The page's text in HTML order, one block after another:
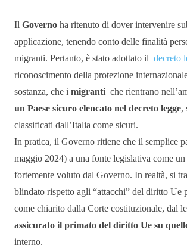
Il Governo ha ritenuto di dover intervenire
applicazione, tenendo conto delle finalità
migranti. Pertanto, è stato adottato il decreto
riconoscimento della protezione
sostanza, che i migranti che rientrano
un Paese sicuro elencato nel decreto legge,
classificati dall’Italia come sicuri.
In pratica, il Governo ritiene che il semplice
maggio 2024) a una fonte legislativa come
fortemente voluto dal Governo. In realtà, si
blindato rispetto agli “attacchi” del diritto Ue
come chiarito dalla Corte costituzionale, dal
assicurato il primato del diritto Ue su
interno.